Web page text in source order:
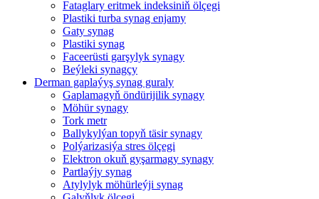
Fataglary eritmek indeksiniň ölçegi
Plastiki turba synag enjamy
Gaty synag
Plastiki synag
Faceerüsti garşylyk synagy
Beýleki synagçy
Derman gaplaýyş synag guraly
Gaplamagyň öndürijilik synagy
Möhür synagy
Tork metr
Ballykylýan topyň täsir synagy
Polýarizasiýa stres ölçegi
Elektron okuň gyşarmagy synagy
Partlaýjy synag
Atylylyk möhürleýji synag